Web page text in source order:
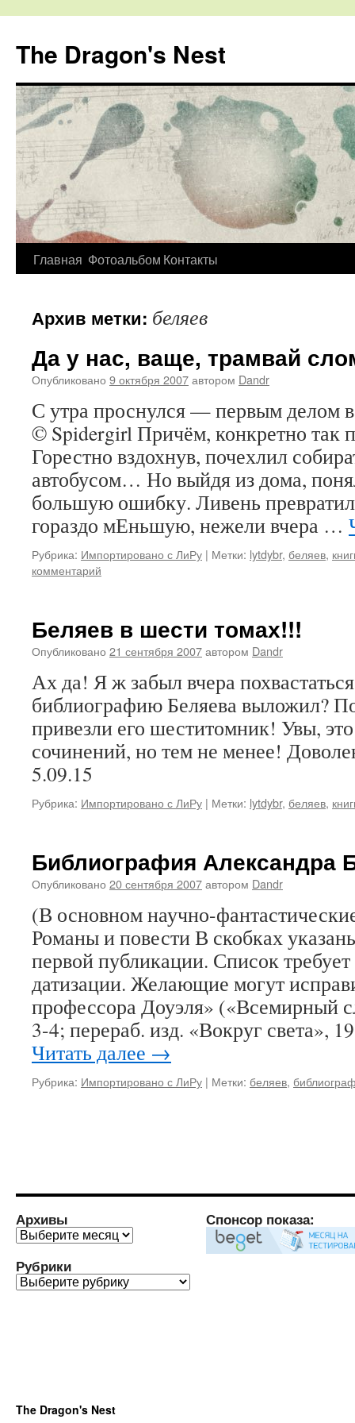
The Dragon's Nest
Перейти
содержимому
Главная Фотоальбом Контакты
Архив метки: беляев
Да у нас, ваще, трамвай
Опубликовано 9 октября 2007автором Dandr
С утра проснулся — первым делом
© Spidergirl Причём, конкретно так
Горестно вздохнув, почехлил
автобусом… Но выйдя из дома,
большую ошибку. Ливень
гораздо мЕньшую, нежели вчера …
Рубрика: Импортировано с ЛиРу | Метки: lytdybr, беляев,
комментарий
Беляев в шести томах!!!
Опубликовано 21 сентября 2007автором Dandr
Ах да! Я ж забыл вчера
библиографию Беляева выложил?
привезли его шеститомник! Увы,
сочинений, но тем не менее!
5.09.15
Рубрика: Импортировано с ЛиРу | Метки: lytdybr, беляев,
Библиография Александра
Опубликовано 20 сентября 2007автором Dandr
(В основном научно-
Романы и повести В скобках
первой публикации. Список
датизации. Желающие могут
профессора Доуэля» («Всемирный
3-4; перераб. изд. «Вокруг
Читать далее →
Рубрика: Импортировано с ЛиРу | Метки: беляев,
Архивы
Архивы
Рубрики
Рубрики
Спонсор показа:
The Dragon's Nest